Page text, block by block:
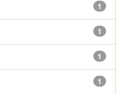
1
1
1
1